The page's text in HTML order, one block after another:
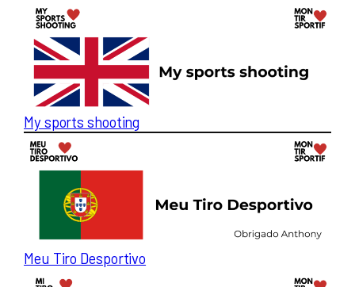
My sports shooting
Meu Tiro Desportivo